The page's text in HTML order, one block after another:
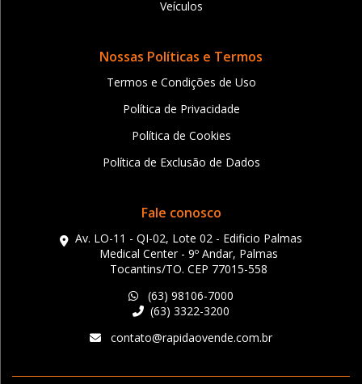
Veículos
Nossas Políticas e Termos
Termos e Condições de Uso
Política de Privacidade
Política de Cookies
Política de Exclusão de Dados
Fale conosco
Av. LO-11 - QI-02, Lote 02 - Edificio Palmas
Medical Center - 9º Andar, Palmas
Tocantins/TO. CEP 77015-558
(63) 98106-7000
(63) 3322-3200
contato@rapidaovende.com.br